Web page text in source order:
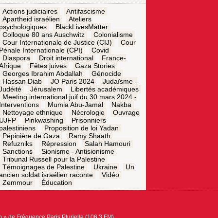
Actions judiciaires
Antifascisme
Apartheid israélien
Ateliers
psychologiques
BlackLivesMatter
Colloque 80 ans Auschwitz
Colonialisme
Cour Internationale de Justice (CIJ)
Cour
Pénale Internationale (CPI)
Covid
Diaspora
Droit international
France-
Fêtes juives
Gaza Stories
Georges Ibrahim Abdallah
Génocide
Hassan Diab
JO Paris 2024
Judaïsme -
Jérusalem
Libertés académiques
Meeting international juif du 30 mars 2024 -
Interventions
Mumia Abu-Jamal
Nakba
Nettoyage ethnique
Nécrologie
Ouvrage
UJFP
Pinkwashing
Prisonniers
palestiniens
Proposition de loi Yadan
Pépinière de Gaza
Ramy Shaath
Refuzniks
Répression
Salah Hamouri
Sanctions
Sionisme - Antisionisme
Tribunal Russell pour la Palestine
Témoignages de Palestine
Ukraine
Un
soldat israélien raconte
Vidéo
Zemmour
Éducation